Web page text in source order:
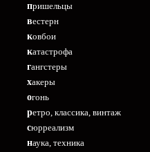
пришельцы
вестерн
ковбои
катастрофа
гангстеры
хакеры
огонь
ретро, классика, винтаж
сюрреализм
наука, техника